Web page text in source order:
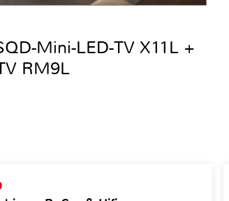
Mini-LED-TV X11L +
RM9L